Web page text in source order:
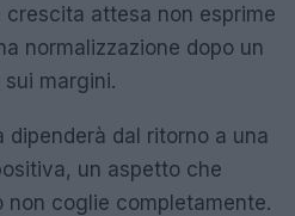
attesa non esprime
normalizzazione dopo un
margini.
dipenderà dal ritorno a una
un aspetto che
non coglie completamente.